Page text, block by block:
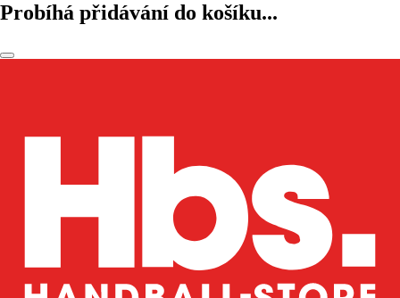
Probíhá přidávání do košíku...